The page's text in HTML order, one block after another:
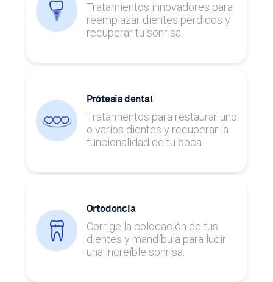
Tratamientos innovadores para
reemplazar dientes perdidos y
recuperar tu sonrisa.
Prótesis dental
Tratamientos para restaurar uno
o varios dientes y recuperar la
funcionalidad de tu boca.
Ortodoncia
Corrige la colocación de tus
dientes y mandíbula para lucir
una increíble sonrisa.